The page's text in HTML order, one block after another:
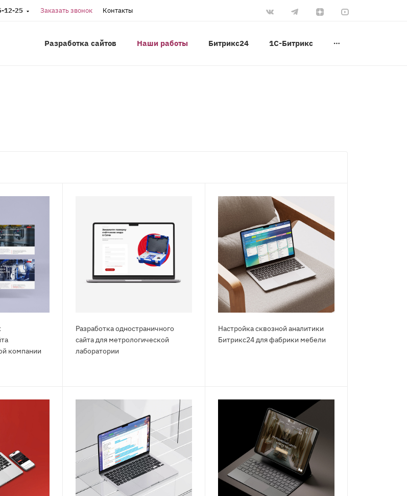
12-25 Заказать звонок Контакты
Разработка сайтов Наши работы Битрикс24 1С-Битрикс
компании
Разработка одностраничного
сайта для метрологической
лаборатории
Настройка сквозной аналитики
Битрикс24 для фабрики мебели